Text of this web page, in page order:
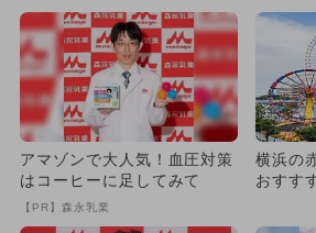
アマゾンで大人気！血圧対策
はコーヒーに足してみて
【PR】森永乳業
横浜の
おすす